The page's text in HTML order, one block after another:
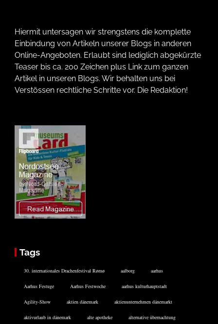
Hiermit untersagen wir strengstens die komplette
Einbindung von Artikeln unserer Blogs in anderen
Online-Angeboten. Erlaubt sind lediglich abgekürzte
Teaser bis ca. 200 Zeichen plus Link zum ganzen
Artikel in unseren Blogs. Wir behalten uns bei
Verstössen rechtliche Schritte vor. Die Redaktion!
Tags
30. internationales Drachenfestival Rømø aalborg aarhus
Aarhus Festuge Aarhus Festwoche aarhus kulturhauptstadt
Agility-Show aktien dänemark aktienunternehmen dänemarkt
aktivurlaub in dänemark alte apotheke alternative übernachtung